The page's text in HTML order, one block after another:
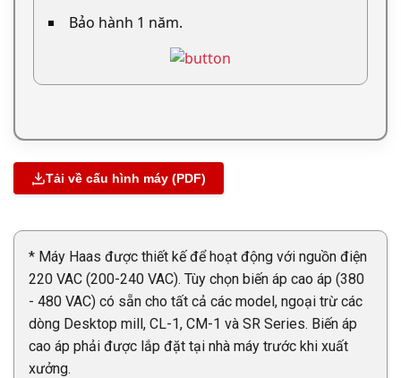
Bảo hành 1 năm.
Tải về cấu hình máy (PDF)
* Máy Haas được thiết kế để hoạt động với nguồn điện
220 VAC (200-240 VAC). Tùy chọn biến áp cao áp (380
- 480 VAC) có sẵn cho tất cả các model, ngoại trừ các
dòng Desktop mill, CL-1, CM-1 và SR Series. Biến áp
cao áp phải được lắp đặt tại nhà máy trước khi xuất
xưởng.